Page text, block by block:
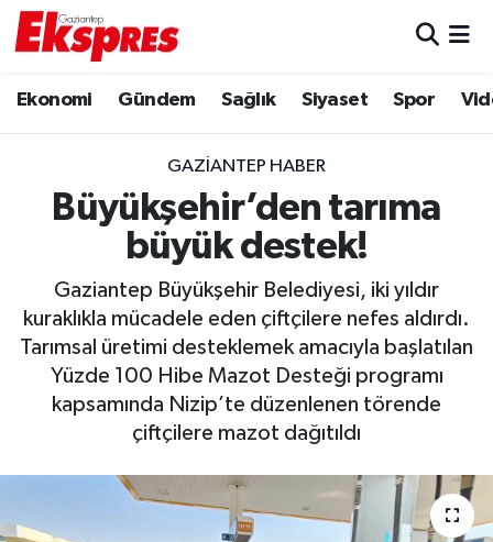
Ekonomi Gündem Sağlık Siyaset Spor
GAZIANTEP HABER
Büyükşehir’den tarıma
büyük destek!
Gaziantep Büyükşehir Belediyesi, iki yıldır
kuraklıkla mücadele eden çiftçilere nefes aldırdı.
Tarımsal üretimi desteklemek amacıyla başlatılan
Yüzde 100 Hibe Mazot Desteği programı
kapsamında Nizip’te düzenlenen törende
çiftçilere mazot dağıtıldı
Ekonomi
Gaziantep son dakika
Gündem
Haberler
Kültür Sanat
Magazin
Trafik Durumu
Puan Durumu ve Fikstür
Tüm Manşetler
Son Dakika Haberleri
Haber Arşivi